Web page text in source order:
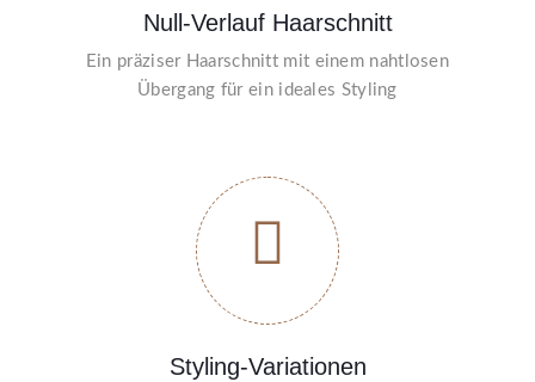
Null-Verlauf Haarschnitt
Ein präziser Haarschnitt mit einem nahtlosen
Übergang für ein ideales Styling
Styling-Variationen